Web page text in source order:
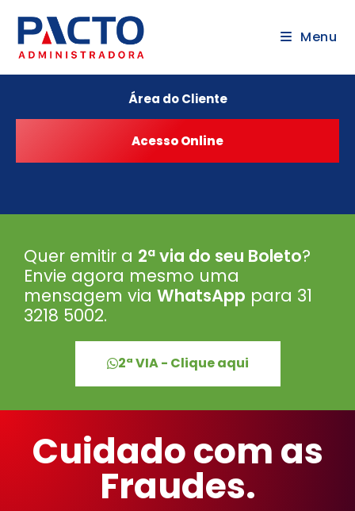
Menu
Área do Cliente
Quer emitir a 2ª via do seu Boleto?
Envie agora mesmo uma
mensagem via WhatsApp para 31
3218 5002.
2ª VIA - Clique aqui
Cuidado com as
Fraudes.